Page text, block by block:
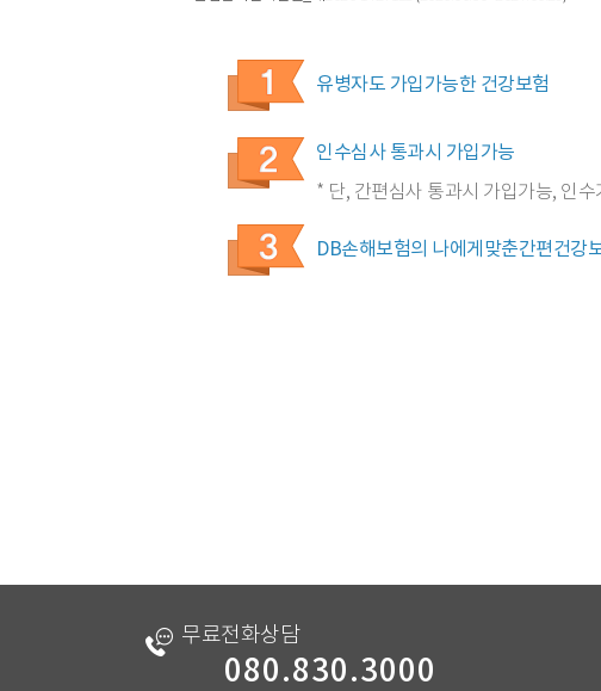
유병자도 가입가능한 건강보험
인수심사 통과시 가입가능
* 단, 간편심사 통과시 가입가능, 인
DB손해보험의 나에게맞춘간편건강
무료전화상담
080.830.3000
보험료 계산